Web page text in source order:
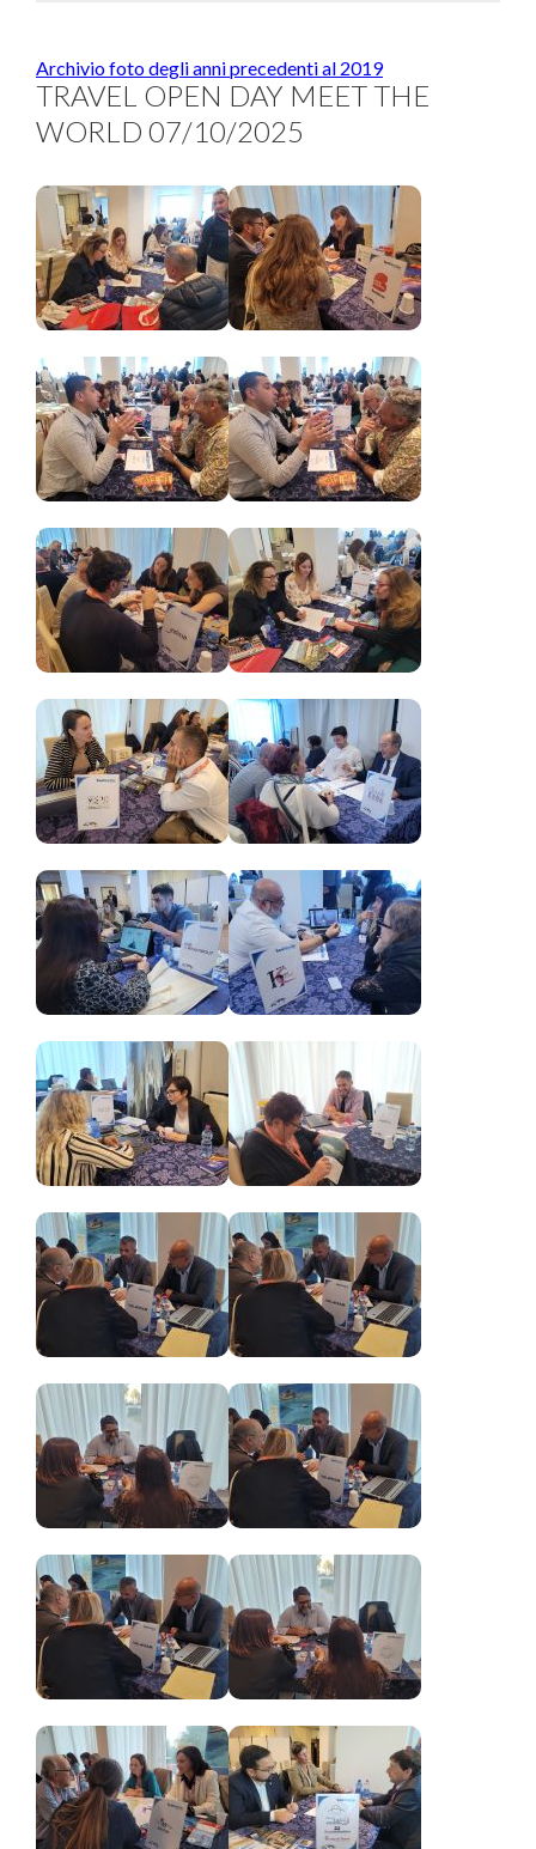
Archivio foto degli anni precedenti al 2019
TRAVEL OPEN DAY MEET THE
WORLD 07/10/2025